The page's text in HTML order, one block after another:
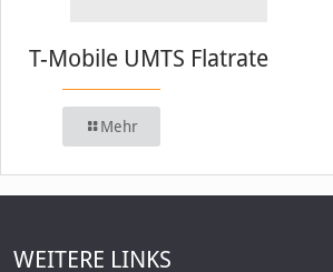
T-Mobile UMTS Flatrate
Mehr
WEITERE LINKS